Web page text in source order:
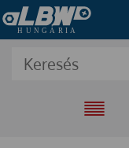
EGYÜTT A